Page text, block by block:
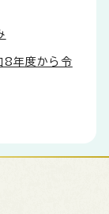
8年度から令